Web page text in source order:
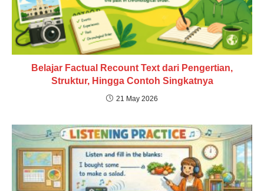
Belajar Factual Recount Text dari Pengertian,
Struktur, Hingga Contoh Singkatnya
21 May 2026